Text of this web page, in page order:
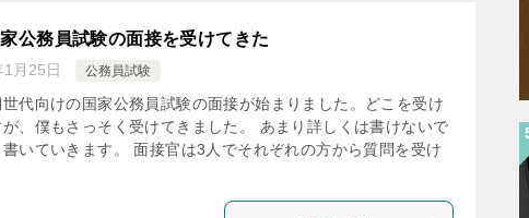
公務員試験の面接を受けてきた
月25日 公務員試験
代向けの国家公務員試験の面接が始まりました。どこを受け
、僕もさっそく受けてきました。 あまり詳しくは書けないで
いていきます。 面接官は3人でそれぞれの方から質問を受け